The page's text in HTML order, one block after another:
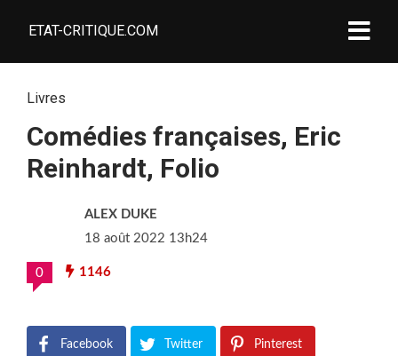
ETAT-CRITIQUE.COM
Livres
Comédies françaises, Eric
Reinhardt, Folio
ALEX DUKE
18 août 2022 13h24
0 1146
Facebook Twitter Pinterest